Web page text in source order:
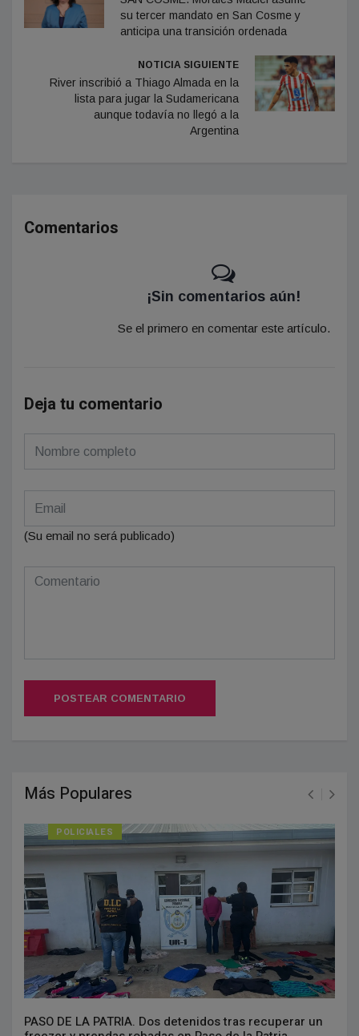
su tercer mandato en San Cosme y
anticipa una transición ordenada
NOTICIA SIGUIENTE
River inscribió a Thiago Almada en la
lista para jugar la Sudamericana
aunque todavía no llegó a la
Argentina
Comentarios
¡Sin comentarios aún!
Se el primero en comentar este artículo.
Deja tu comentario
(Su email no será publicado)
POSTEAR COMENTARIO
Más Populares
POLICIALES
PASO DE LA PATRIA. Dos detenidos tras recuperar un